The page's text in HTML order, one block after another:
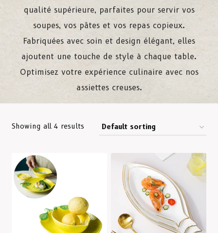
qualité supérieure, parfaites pour servir vos
soupes, vos pâtes et vos repas copieux.
Fabriquées avec soin et design élégant, elles
ajoutent une touche de style à chaque table.
Optimisez votre expérience culinaire avec nos
assiettes creuses.
Showing all 4 results